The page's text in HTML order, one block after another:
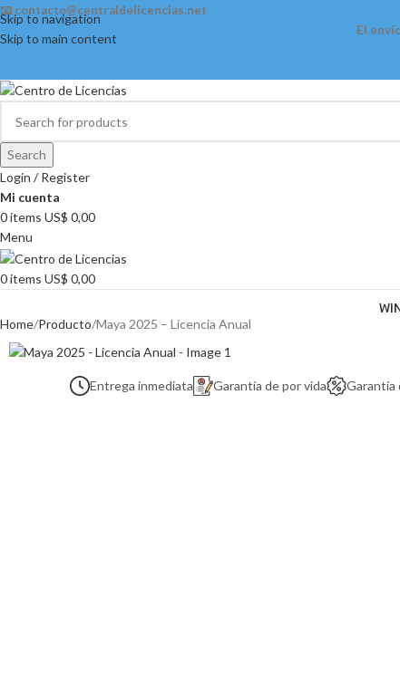
Skip to navigation
Skip to main content
📧 contacto@centraldelicencias.net
El
Search
Login / Register
Mi cuenta
0items US$ 0,00
Menu
0items US$ 0,00
Home Producto Maya 2025 – Licencia Anual
Entrega inmediata Garantía de por vida Garantía